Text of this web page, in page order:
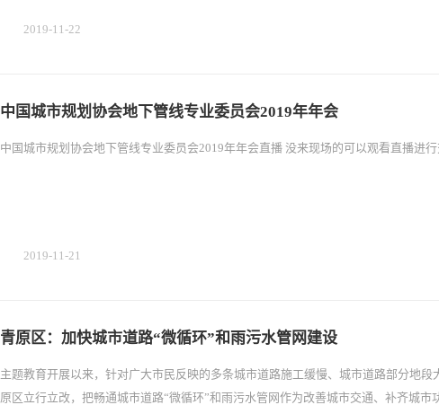
2019-11-22
中国城市规划协会地下管线专业委员会2019年年会
中国城市规划协会地下管线专业委员会2019年年会直播 没来现场的可以观看直播进
2019-11-21
青原区：加快城市道路“微循环”和雨污水管网建设
主题教育开展以来，针对广大市民反映的多条城市道路施工缓慢、城市道路部分地段
原区立行立改，把畅通城市道路“微循环”和雨污水管网作为改善城市交通、补齐城市